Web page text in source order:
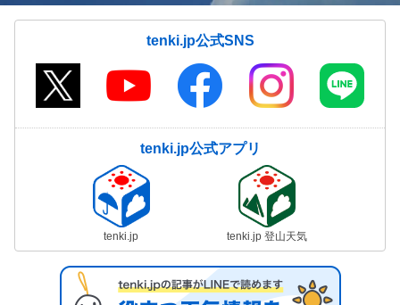
tenki.jp公式SNS
tenki.jp公式アプリ
tenki.jp tenki.jp 登山天気